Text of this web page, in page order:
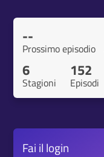
--
Prossimo episodio
6
Stagioni
152
Episodi
Fai il login